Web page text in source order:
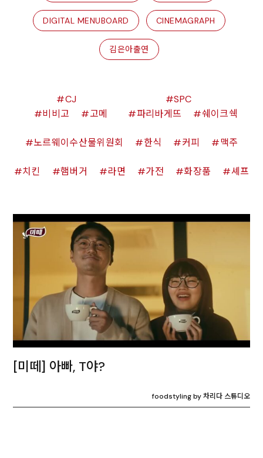
DIGITAL MENUBOARD CINEMAGRAPH
김은아출연
CJ
비비고
고메
SPC
파리바게뜨
쉐이크쉑
노르웨이수산물위원회 한식 커피 맥주
치킨 햄버거 라면 가전 화장품 셰프
[미떼] 아빠, T야?
foodstyling by 차리다 스튜디오